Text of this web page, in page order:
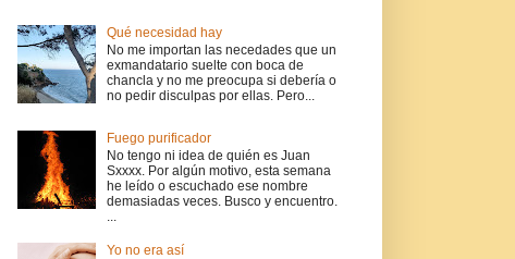
Qué necesidad hay
No me importan las necedades que un
exmandatario suelte con boca de
chancla y no me preocupa si debería o
no pedir disculpas por ellas. Pero...
Fuego purificador
No tengo ni idea de quién es Juan
Sxxxx. Por algún motivo, esta semana
he leído o escuchado ese nombre
demasiadas veces. Busco y encuentro.
...
Yo no era así